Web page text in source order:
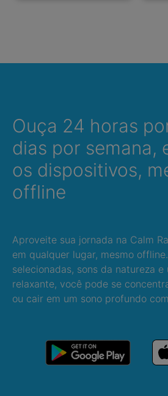
Ouça 24 horas
dias por semana,
os dispositivos,
offline
Aproveite sua jornada na Calm
em qualquer lugar, mesmo
selecionadas, sons da natureza
relaxante, você pode se
ou cair em um sono profundo